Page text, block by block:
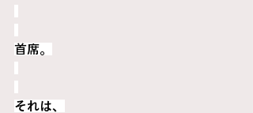
首席。
それは、